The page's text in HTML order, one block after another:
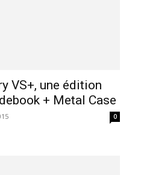
VS+, une édition
+ Metal Case
0